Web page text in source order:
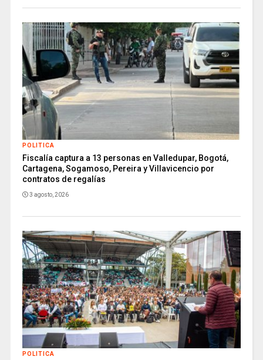
POLITICA
Fiscalía captura a 13 personas en Valledupar, Bogotá,
Cartagena, Sogamoso, Pereira y Villavicencio por
contratos de regalías
3 agosto, 2026
POLITICA